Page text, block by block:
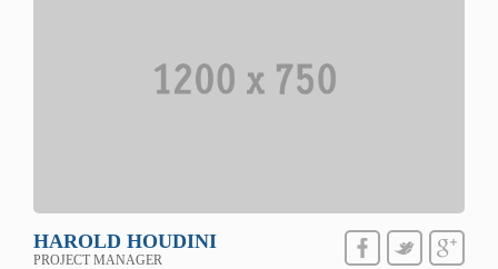
HAROLD HOUDINI
PROJECT MANAGER